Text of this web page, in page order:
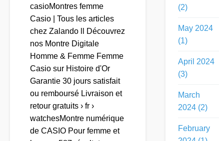
casioMontres femme
Casio | Tous les articles
chez Zalando ll Découvrez
nos Montre Digitale
Homme & Femme Femme
Casio sur Histoire d'Or
Garantie 30 jours satisfait
ou remboursé Livraison et
retour gratuits › fr ›
watchesMontre numérique
de CASIO Pour femme et
(2)
May 2024
(1)
April 2024
(3)
March
2024 (2)
February